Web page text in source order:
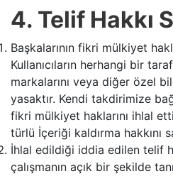
4. Telif Hakkı
Başkalarının fikri mülkiyet
Kullanıcıların herhangi bir
markalarını veya diğer özel
yasaktır. Kendi takdirimize
fikri mülkiyet haklarını ihlal
türlü İçeriği kaldırma hakkını
İhlal edildiği iddia edilen telif
çalışmanın açık bir şekilde